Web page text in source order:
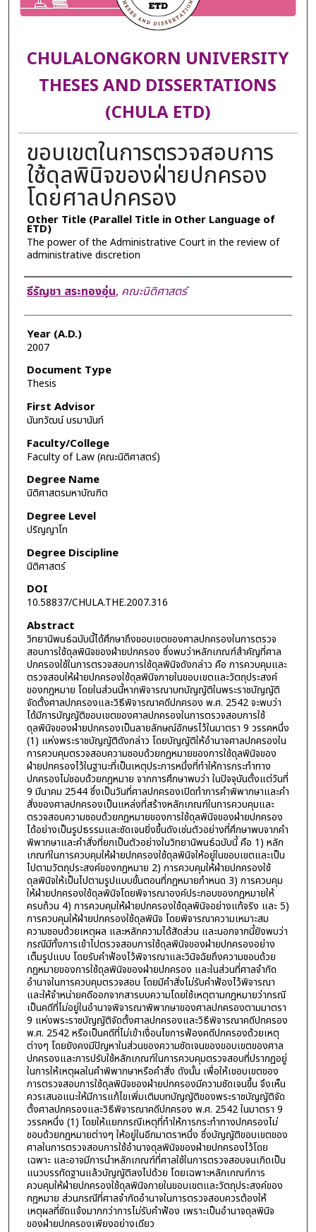
CHULALONGKORN UNIVERSITY
THESES AND DISSERTATIONS
(CHULA ETD)
ขอบเขตในการตรวจสอบการ
ใช้ดุลพินิจของฝ่ายปกครอง
โดยศาลปกครอง
Other Title (Parallel Title in Other Language of
ETD)
The power of the Administrative Court in the review of
administrative discretion
Author
ธีรัญชา สระทองอุ่น, คณะนิติศาสตร์
Year (A.D.)
2007
Document Type
Thesis
First Advisor
นันทวัฒน์ บรมานันท์
Faculty/College
Faculty of Law (คณะนิติศาสตร์)
Degree Name
นิติศาสตรมหาบัณฑิต
Degree Level
ปริญญาโท
Degree Discipline
นิติศาสตร์
DOI
10.58837/CHULA.THE.2007.316
Abstract
วิทยานิพนธ์ฉบับนี้ได้ศึกษาถึงขอบเขตของศาลปกครองในการตรวจ
สอบการใช้ดุลพินิจของฝ่ายปกครอง ซึ่งพบว่าหลักเกณฑ์สำคัญที่ศาล
ปกครองใช้ในการตรวจสอบการใช้ดุลพินิจดังกล่าว คือ การควบคุมและ
ตรวจสอบให้ฝ่ายปกครองใช้ดุลพินิจภายในขอบเขตและวัตถุประสงค์
ของกฎหมาย โดยในส่วนนี้หากพิจารณาบทบัญญัติในพระราชบัญญัติ
จัดตั้งศาลปกครองและวิธีพิจารณาคดีปกครอง พ.ศ. 2542 จะพบว่า
ได้มีการบัญญัติขอบเขตของศาลปกครองในการตรวจสอบการใช้
ดุลพินิจของฝ่ายปกครองเป็นลายลักษณ์อักษรไว้ในมาตรา 9 วรรคหนึ่ง
(1) แห่งพระราชบัญญัติดังกล่าว โดยบัญญัติให้อำนาจศาลปกครองใน
การควบคุมตรวจสอบความชอบด้วยกฎหมายของการใช้ดุลพินิจของ
ฝ่ายปกครองไว้ในฐานะที่เป็นเหตุประการหนึ่งที่ทำให้การกระทำทาง
ปกครองไม่ชอบด้วยกฎหมาย จากการศึกษาพบว่า ในปัจจุบันตั้งแต่วันที่
9 มีนาคม 2544 ซึ่งเป็นวันที่ศาลปกครองเปิดทำการคำพิพากษาและคำ
สั่งของศาลปกครองเป็นแหล่งที่สร้างหลักเกณฑ์ในการควบคุมและ
ตรวจสอบความชอบด้วยกฎหมายของการใช้ดุลพินิจของฝ่ายปกครอง
ได้อย่างเป็นรูปธรรมและชัดเจนยิ่งขึ้นดังเช่นตัวอย่างที่ศึกษาพบจากคำ
พิพากษาและคำสั่งที่ยกเป็นตัวอย่างในวิทยานิพนธ์ฉบับนี้ คือ 1) หลัก
เกณฑ์ในการควบคุมให้ฝ่ายปกครองใช้ดุลพินิจให้อยู่ในขอบเขตและเป็น
ไปตามวัตถุประสงค์ของกฎหมาย 2) การควบคุมให้ฝ่ายปกครองใช้
ดุลพินิจให้เป็นไปตามรูปแบบขั้นตอนที่กฎหมายกำหนด 3) การควบคุม
ให้ฝ่ายปกครองใช้ดุลพินิจโดยพิจารณาองค์ประกอบของกฎหมายให้
ครบถ้วน 4) การควบคุมให้ฝ่ายปกครองใช้ดุลพินิจอย่างแท้จริง และ 5)
การควบคุมให้ฝ่ายปกครองใช้ดุลพินิจ โดยพิจารณาความเหมาะสม
ความชอบด้วยเหตุผล และหลักความได้สัดส่วน และนอกจากนี้ยังพบว่า
กรณีมีทั้งการเข้าไปตรวจสอบการใช้ดุลพินิจของฝ่ายปกครองอย่าง
เต็มรูปแบบ โดยรับคำฟ้องไว้พิจารณาและวินิจฉัยถึงความชอบด้วย
กฎหมายของการใช้ดุลพินิจของฝ่ายปกครอง และในส่วนที่ศาลจำกัด
อำนาจในการควบคุมตรวจสอบ โดยมีคำสั่งไม่รับคำฟ้องไว้พิจารณา
และให้จำหน่ายคดีออกจากสารบบความโดยใช้เหตุตามกฎหมายว่ากรณี
เป็นคดีที่ไม่อยู่ในอำนาจพิจารณาพิพากษาของศาลปกครองตามมาตรา
9 แห่งพระราชบัญญัติจัดตั้งศาลปกครองและวิธีพิจารณาคดีปกครอง
พ.ศ. 2542 หรือเป็นคดีที่ไม่เข้าเงื่อนไขการฟ้องคดีปกครองด้วยเหตุ
ต่างๆ โดยยังคงมีปัญหาในส่วนของความชัดเจนของขอบเขตของศาล
ปกครองและการปรับใช้หลักเกณฑ์ในการควบคุมตรวจสอบที่ปรากฏอยู่
ในการให้เหตุผลในคำพิพากษาหรือคำสั่ง ดังนั้น เพื่อให้เขอบเขตของ
การตรวจสอบการใช้ดุลพินิจของฝ่ายปกครองมีความชัดเจนขึ้น จึงเห็น
ควรเสนอแนะให้มีการแก้ไขเพิ่มเติมบทบัญญัติของพระราชบัญญัติจัด
ตั้งศาลปกครองและวิธีพิจารณาคดีปกครอง พ.ศ. 2542 ในมาตรา 9
วรรคหนึ่ง (1) โดยให้แยกกรณีเหตุที่ทำให้การกระทำทางปกครองไม่
ชอบด้วยกฎหมายต่างๆ ให้อยู่ในอีกมาตราหนึ่ง ซึ่งบัญญัติขอบเขตของ
ศาลในการตรวจสอบการใช้อำนาจดุลพินิจของฝ่ายปกครองไว้โดย
เฉพาะ และอาจมีการนำหลักเกณฑ์ที่ศาลใช้ในการตรวจสอบจนเกิดเป็น
แนวบรรทัดฐานแล้วบัญญัติลงไปด้วย โดยเฉพาะหลักเกณฑ์การ
ควบคุมให้ฝ่ายปกครองใช้ดุลพินิจภายในขอบเขตและวัตถุประสงค์ของ
กฎหมาย ส่วนกรณีที่ศาลจำกัดอำนาจในการตรวจสอบควรต้องให้
เหตุผลที่ชัดแจ้งมากกว่าการไม่รับคำฟ้อง เพราะเป็นอำนาจดุลพินิจ
ของฝ่ายปกครองเพียงอย่างเดียว